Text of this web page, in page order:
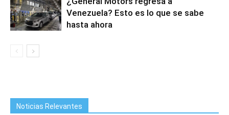
Venezuela? Esto es lo que se sabe
hasta ahora
Noticias Relevantes